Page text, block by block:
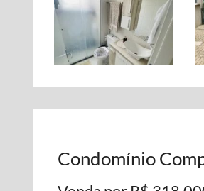
Condomínio